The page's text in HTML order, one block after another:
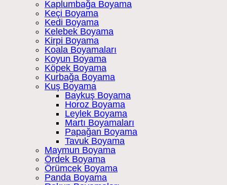
Kaplumbağa Boyama
Keçi Boyama
Kedi Boyama
Kelebek Boyama
Kirpi Boyama
Koala Boyamaları
Koyun Boyama
Köpek Boyama
Kurbağa Boyama
Kuş Boyama
Baykuş Boyama
Horoz Boyama
Leylek Boyama
Martı Boyamaları
Papağan Boyama
Tavuk Boyama
Maymun Boyama
Ördek Boyama
Örümcek Boyama
Panda Boyama